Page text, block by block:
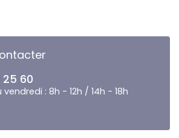
25 60
: 8h - 12h / 14h - 18h